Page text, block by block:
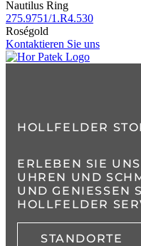
Nautilus Ring
275.9751​/1.R4.530
Roségold
Kontaktieren Sie uns
HOLLFELDER
ERLEBEN SIE
UHREN UND
UND GENIESSEN
OLLFELDER
STANDORTE